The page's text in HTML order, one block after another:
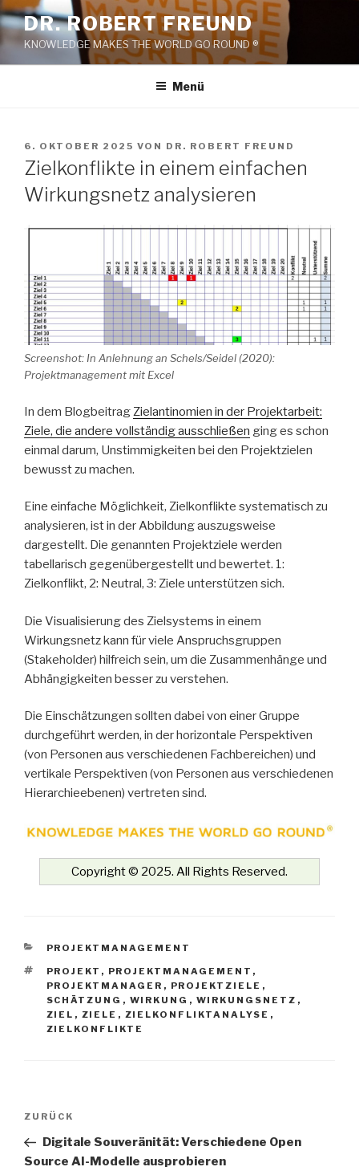
Zum
Inhalt
springen
DR. ROBERT FREUND
KNOWLEDGE MAKES THE WORLD GO ROUND ®
Menü
VERÖFFENTLICHT
AM
6. OKTOBER 2025 VON DR. ROBERT FREUND
Zielkonflikte in einem einfachen
Wirkungsnetz analysieren
Screenshot: In Anlehnung an Schels/Seidel (2020):
Projektmanagement mit Excel
In dem Blogbeitrag Zielantinomien in der Projektarbeit:
Ziele, die andere vollständig ausschließen ging es schon
einmal darum, Unstimmigkeiten bei den Projektzielen
bewusst zu machen.
Eine einfache Möglichkeit, Zielkonflikte systematisch zu
analysieren, ist in der Abbildung auszugsweise
dargestellt. Die genannten Projektziele werden
tabellarisch gegenübergestellt und bewertet. 1:
Zielkonflikt, 2: Neutral, 3: Ziele unterstützen sich.
Die Visualisierung des Zielsystems in einem
Wirkungsnetz kann für viele Anspruchsgruppen
(Stakeholder) hilfreich sein, um die Zusammenhänge und
Abhängigkeiten besser zu verstehen.
Die Einschätzungen sollten dabei von einer Gruppe
durchgeführt werden, in der horizontale Perspektiven
(von Personen aus verschiedenen Fachbereichen) und
vertikale Perspektiven (von Personen aus verschiedenen
Hierarchieebenen) vertreten sind.
Copyright © 2025. All Rights Reserved.
KATEGORIEN
PROJEKTMANAGEMENT
SCHLAGWÖRTER
PROJEKT , PROJEKTMANAGEMENT ,
PROJEKTMANAGER , PROJEKTZIELE ,
SCHÄTZUNG , WIRKUNG , WIRKUNGSNETZ ,
ZIEL , ZIELE , ZIELKONFLIKTANALYSE ,
ZIELKONFLIKTE
Beitrags-
Vorheriger
Beitrag
ZURÜCK
Digitale Souveränität: Verschiedene Open
Source AI-Modelle ausprobieren